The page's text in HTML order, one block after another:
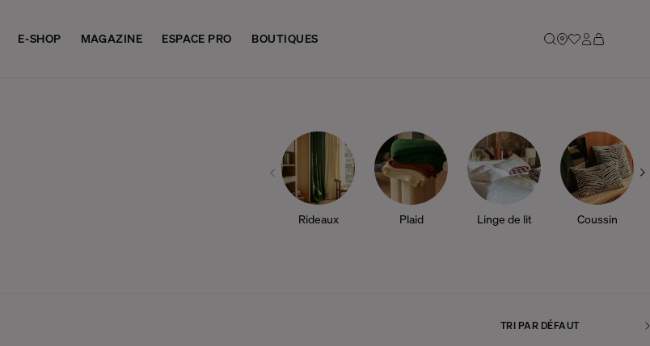
E-SHOP MAGAZINE ESPACE PRO BOUTIQUES
Rideaux Plaid Linge de lit Coussin